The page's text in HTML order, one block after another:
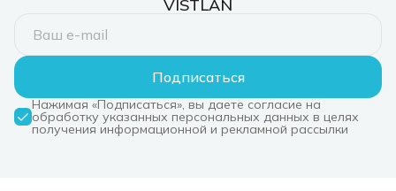
VISTLAN
Подписаться
Нажимая «Подписаться», вы даете согласие на
обработку указанных персональных данных в целях
получения информационной и рекламной рассылки